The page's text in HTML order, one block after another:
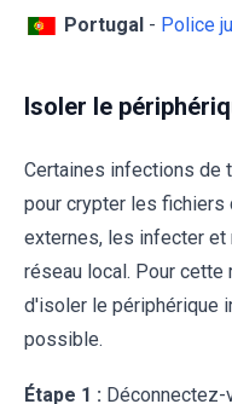
Portugal - Police
Isoler le
Certaines infections de
pour crypter les
externes, les infecter et
réseau local. Pour
d'isoler le périphérique
possible.
Étape 1 :